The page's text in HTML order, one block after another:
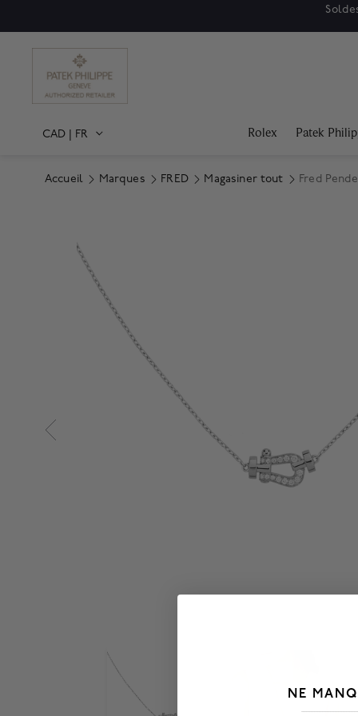
CAD | FR Rolex Patek
Accueil Marques FRED Magasiner tout Fred
NE